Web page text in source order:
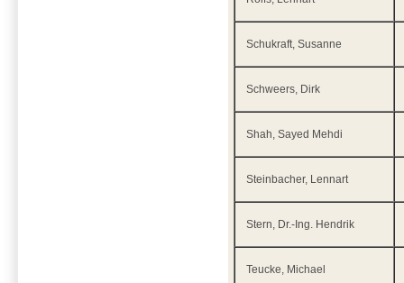
Schukraft, Susanne
Schweers, Dirk
Shah, Sayed Mehdi
Steinbacher, Lennart
Stern, Dr.-Ing. Hendrik
Teucke, Michael